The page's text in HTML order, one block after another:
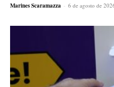
Marines Scaramazza - 6 de agosto de